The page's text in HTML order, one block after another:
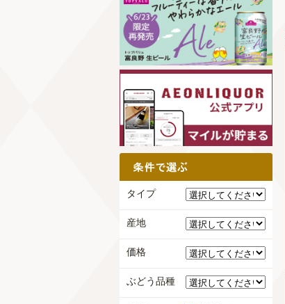
タイプ
産地
価格
ぶどう品種